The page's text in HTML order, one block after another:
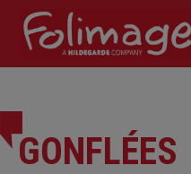
GONFLÉES